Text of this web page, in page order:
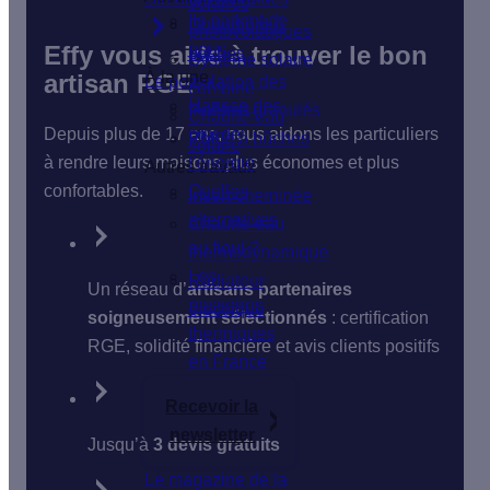
Isolation du
sol
Isolation des
fenêtres
VMC
Chaudière à
bûches
Le poêle
Poêle à granulés
Poêle à bûches
Autres travaux
Insert cheminée
Chauffe-eau
thermodynamique
Radiateur
électrique
photovoltaïques
Système solaire
combiné
Chauffe-eau
solaire
Ils parlent de
nous
À la une
Hausse des
prix de
l'énergie
Quelles
alternatives
au fioul ?
Les
passoires
thermiques
en France
newsletter
Le magazine de la
Effy vous aide à trouver le bon
artisan RGE
Depuis plus de 17 ans, nous aidons les particuliers
à rendre leurs maisons plus économes et plus
confortables.
Un réseau d’artisans partenaires
soigneusement sélectionnés : certification
RGE, solidité financière et avis clients positifs
Jusqu’à 3 devis gratuits